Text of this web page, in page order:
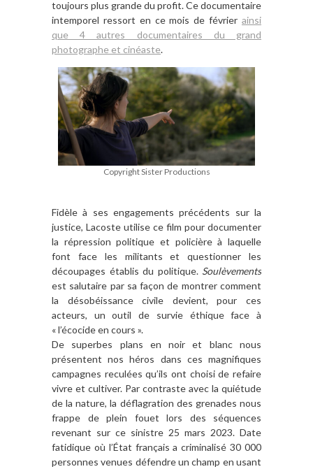
toujours plus grande du profit. Ce documentaire
intemporel ressort en ce mois de février ainsi
que 4 autres documentaires du grand
photographe et cinéaste.
Copyright Sister Productions
Fidèle à ses engagements précédents sur la
justice, Lacoste utilise ce film pour documenter
la répression politique et policière à laquelle
font face les militants et questionner les
découpages établis du politique. Soulèvements
est salutaire par sa façon de montrer comment
la désobéissance civile devient, pour ces
acteurs, un outil de survie éthique face à
« l’écocide en cours ».
De superbes plans en noir et blanc nous
présentent nos héros dans ces magnifiques
campagnes reculées qu’ils ont choisi de refaire
vivre et cultiver. Par contraste avec la quiétude
de la nature, la déflagration des grenades nous
frappe de plein fouet lors des séquences
revenant sur ce sinistre 25 mars 2023. Date
fatidique où l’État français a criminalisé 30 000
personnes venues défendre un champ en usant